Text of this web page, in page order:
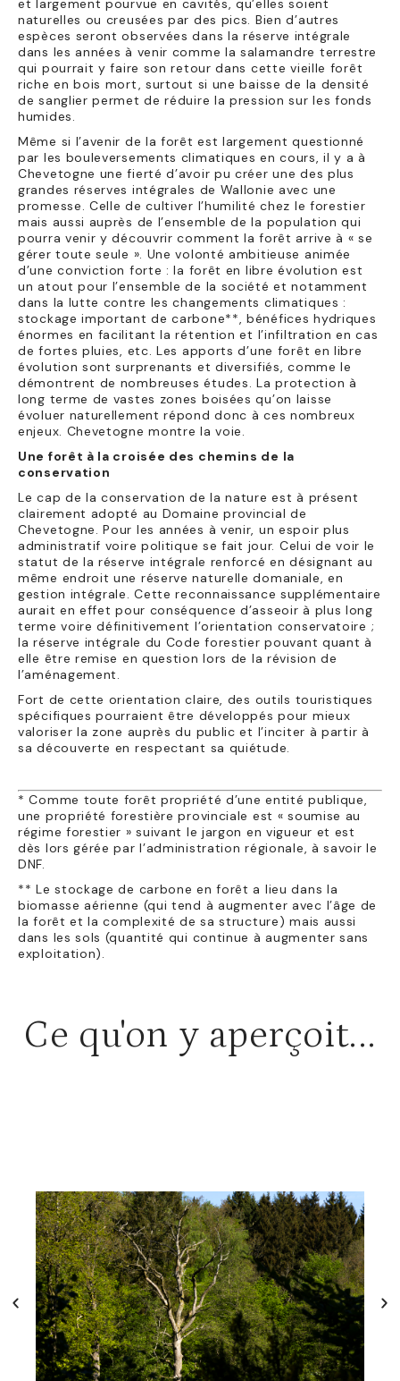
et largement pourvue en cavités, qu’elles soient
naturelles ou creusées par des pics. Bien d’autres
espèces seront observées dans la réserve intégrale
dans les années à venir comme la salamandre terrestre
qui pourrait y faire son retour dans cette vieille forêt
riche en bois mort, surtout si une baisse de la densité
de sanglier permet de réduire la pression sur les fonds
humides.
Même si l’avenir de la forêt est largement questionné
par les bouleversements climatiques en cours, il y a à
Chevetogne une fierté d’avoir pu créer une des plus
grandes réserves intégrales de Wallonie avec une
promesse. Celle de cultiver l’humilité chez le forestier
mais aussi auprès de l’ensemble de la population qui
pourra venir y découvrir comment la forêt arrive à « se
gérer toute seule ». Une volonté ambitieuse animée
d’une conviction forte : la forêt en libre évolution est
un atout pour l’ensemble de la société et notamment
dans la lutte contre les changements climatiques :
stockage important de carbone**, bénéfices hydriques
énormes en facilitant la rétention et l’infiltration en cas
de fortes pluies, etc. Les apports d’une forêt en libre
évolution sont surprenants et diversifiés, comme le
démontrent de nombreuses études. La protection à
long terme de vastes zones boisées qu’on laisse
évoluer naturellement répond donc à ces nombreux
enjeux. Chevetogne montre la voie.
Une forêt à la croisée des chemins de la
conservation
Le cap de la conservation de la nature est à présent
clairement adopté au Domaine provincial de
Chevetogne. Pour les années à venir, un espoir plus
administratif voire politique se fait jour. Celui de voir le
statut de la réserve intégrale renforcé en désignant au
même endroit une réserve naturelle domaniale, en
gestion intégrale. Cette reconnaissance supplémentaire
aurait en effet pour conséquence d’asseoir à plus long
terme voire définitivement l’orientation conservatoire ;
la réserve intégrale du Code forestier pouvant quant à
elle être remise en question lors de la révision de
l’aménagement.
Fort de cette orientation claire, des outils touristiques
spécifiques pourraient être développés pour mieux
valoriser la zone auprès du public et l’inciter à partir à
sa découverte en respectant sa quiétude.
* Comme toute forêt propriété d’une entité publique,
une propriété forestière provinciale est « soumise au
régime forestier » suivant le jargon en vigueur et est
dès lors gérée par l’administration régionale, à savoir le
DNF.
** Le stockage de carbone en forêt a lieu dans la
biomasse aérienne (qui tend à augmenter avec l’âge de
la forêt et la complexité de sa structure) mais aussi
dans les sols (quantité qui continue à augmenter sans
exploitation).
Ce qu'on y aperçoit...